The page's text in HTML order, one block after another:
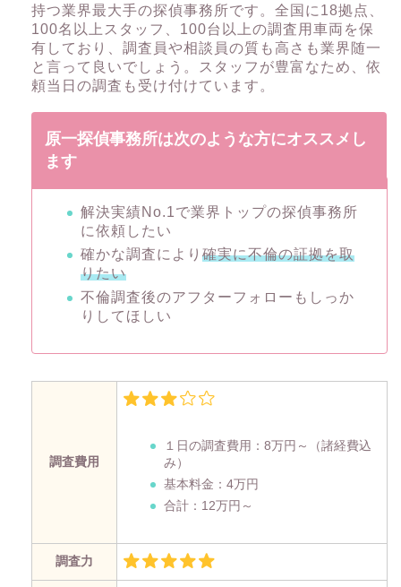
持つ業界最大手の探偵事務所です。全国に18拠点、
100名以上スタッフ、100台以上の調査用車両を保
有しており、調査員や相談員の質も高さも業界随一
と言って良いでしょう。スタッフが豊富なため、依
頼当日の調査も受け付けています。
原一探偵事務所は次のような方にオススメし
ます
解決実績No.1で業界トップの探偵事務所
に依頼したい
確かな調査により 確実に不倫の証拠を取
りたい
不倫調査後のアフターフォローもしっか
りしてほしい
調査費用
１日の調査費用： 8万円～
（諸経費込
み）
基本料金：4万円
合計：12万円～
調査力